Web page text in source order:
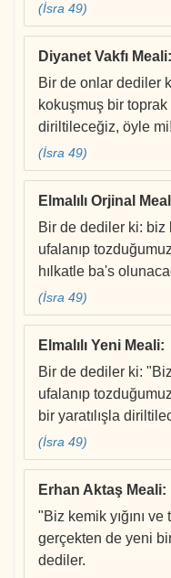
(İsra 49)
Diyanet Vakfı Meali:
Bir de onlar dediler
kokuşmuş bir
diriltileceğiz, öyle mi!
(İsra 49)
Elmalılı Orjinal
Bir de dediler ki:
ufalanıp
hılkatle ba's
(İsra 49)
Elmalılı Yeni Meali:
Bir de dediler ki:
ufalanıp
bir yaratılışla
(İsra 49)
Erhan Aktaş Meali:
"Biz kemik yığını
gerçekten de yeni
dediler.